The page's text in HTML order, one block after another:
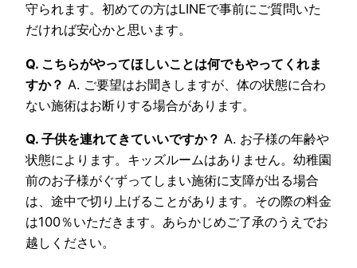
守られます。初めての方はLINEで事前にご質問いた
だければ安心かと思います。
Q. こちらがやってほしいことは何でもやってくれま
すか？ A. ご要望はお聞きしますが、体の状態に合わ
ない施術はお断りする場合があります。
Q. 子供を連れてきていいですか？ A. お子様の年齢や
状態によります。キッズルームはありません。幼稚園
前のお子様がぐずってしまい施術に支障が出る場合
は、途中で切り上げることがあります。その際の料金
は100％いただきます。あらかじめご了承のうえでお
越しください。